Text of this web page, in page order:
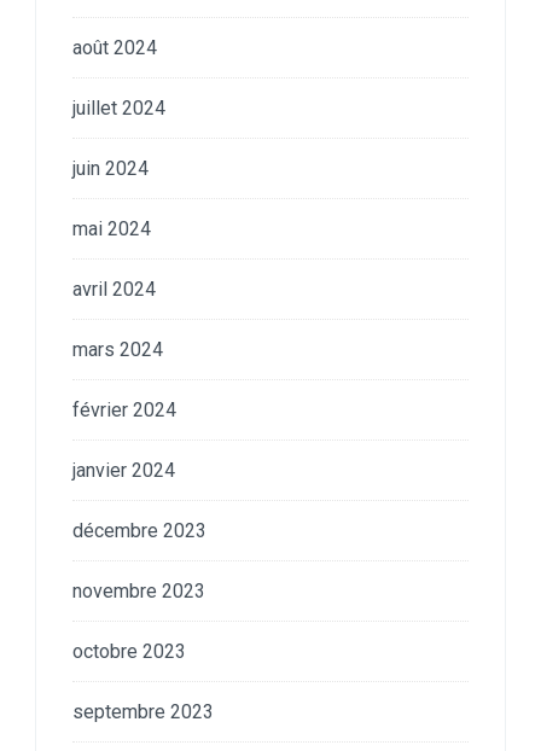
août 2024
juillet 2024
juin 2024
mai 2024
avril 2024
mars 2024
février 2024
janvier 2024
décembre 2023
novembre 2023
octobre 2023
septembre 2023